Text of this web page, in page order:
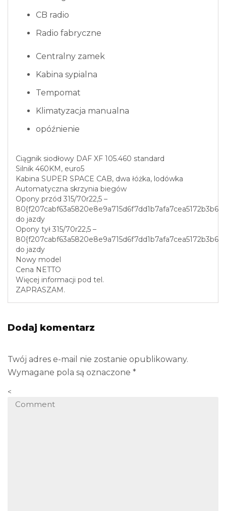
CB radio
Radio fabryczne
Centralny zamek
Kabina sypialna
Tempomat
Klimatyzacja manualna
opóźnienie
Ciągnik siodłowy DAF XF 105.460 standard
Silnik 460KM, euro5
Kabina SUPER SPACE CAB, dwa łóżka, lodówka
Automatyczna skrzynia biegów
Opony przód 315/70r22,5 –
do jazdy
Opony tył 315/70r22,5 –
do jazdy
Nowy model
Cena NETTO
Więcej informacji pod tel.
ZAPRASZAM.
Dodaj komentarz
Twój adres e-mail nie zostanie opublikowany.
Wymagane pola są oznaczone *
<